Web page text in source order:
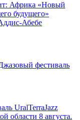
Африка «Новый
будущего»
Абебе
фестиваль
UralTerraJazz
области 8 августа.